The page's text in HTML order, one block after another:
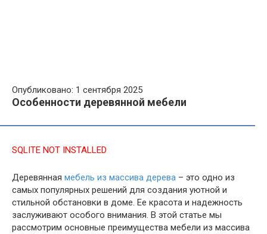
Опубликовано: 1 сентября 2025
Особенности деревянной мебели
SQLITE NOT INSTALLED
Деревянная мебель из массива дерева – это одно из
самых популярных решений для создания уютной и
стильной обстановки в доме. Ее красота и надежность
заслуживают особого внимания. В этой статье мы
рассмотрим основные преимущества мебели из массива